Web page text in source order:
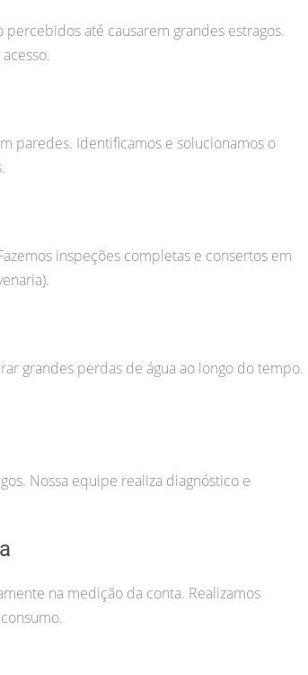
até causarem grandes estragos.
paredes. Identificamos e solucionamos o
inspeções completas e consertos em
grandes perdas de água ao longo do tempo.
Nossa equipe realiza diagnóstico e
na medição da conta. Realizamos